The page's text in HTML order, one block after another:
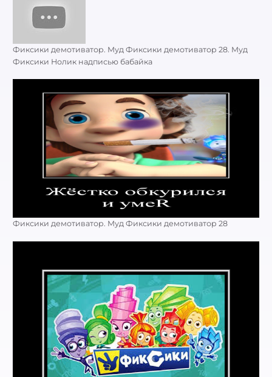
Фиксики демотиватор. Муд Фиксики демотиватор 28. Муд
Фиксики Нолик надписью бабайка
Фиксики демотиватор. Муд Фиксики демотиватор 28